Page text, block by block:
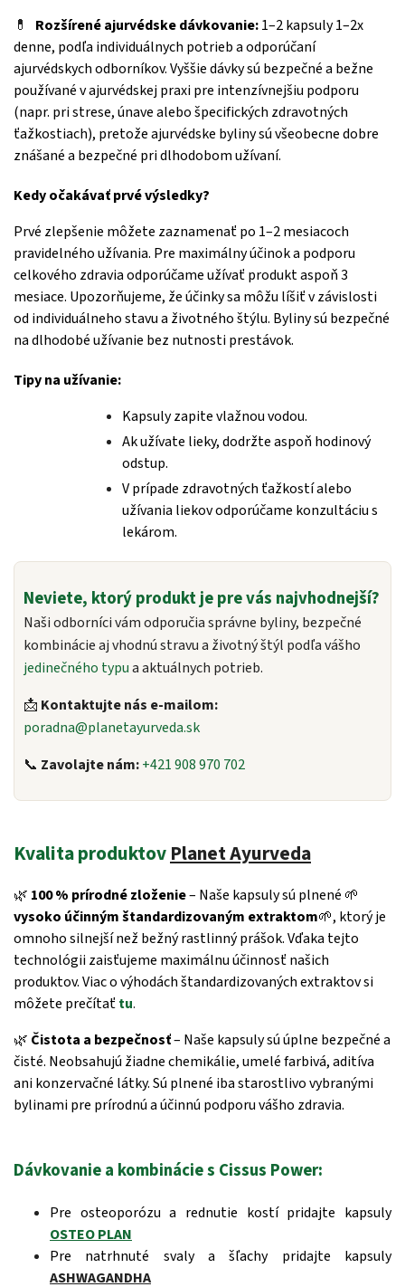
💊
Rozšírené ajurvédske dávkovanie:1–2 kapsuly 1–2x
denne, podľa individuálnych potrieb a odporúčaní
ajurvédskych odborníkov. Vyššie dávky sú bezpečné a bežne
používané v ajurvédskej praxi pre intenzívnejšiu podporu
(napr. pri strese, únave alebo špecifických zdravotných
ťažkostiach), pretože ajurvédske byliny sú všeobecne dobre
znášané a bezpečné pri dlhodobom užívaní.
Kedy očakávať prvé výsledky?
Prvé zlepšenie môžete zaznamenať po 1–2 mesiacoch
pravidelného užívania. Pre maximálny účinok a podporu
celkového zdravia odporúčame užívať produkt aspoň 3
mesiace. Upozorňujeme, že účinky sa môžu líšiť v závislosti
od individuálneho stavu a životného štýlu. Byliny sú bezpečné
na dlhodobé užívanie bez nutnosti prestávok.
Tipy na užívanie:
Kapsuly zapite vlažnou vodou.
Ak užívate lieky, dodržte aspoň hodinový
odstup.
V prípade zdravotných ťažkostí alebo
užívania liekov odporúčame konzultáciu s
lekárom.
Neviete, ktorý produkt je pre vás najvhodnejší?
Naši odborníci vám odporučia správne byliny, bezpečné
kombinácie aj vhodnú stravu a životný štýl podľa vášho
jedinečného typua aktuálnych potrieb.
📩 Kontaktujte nás e-mailom:
poradna@planetayurveda.sk
📞 Zavolajte nám:+421 908 970 702
Kvalita produktovPlanet Ayurveda
🌿 100 % prírodné zloženie– Naše kapsuly sú plnené 🌱
vysoko účinným štandardizovaným extraktom🌱, ktorý je
omnoho silnejší než bežný rastlinný prášok. Vďaka tejto
technológii zaisťujeme maximálnu účinnosť našich
produktov. Viac o výhodách štandardizovaných extraktov si
môžete prečítaťtu.
🌿 Čistota a bezpečnosť– Naše kapsuly sú úplne bezpečné a
čisté. Neobsahujú žiadne chemikálie, umelé farbivá, aditíva
ani konzervačné látky. Sú plnené iba starostlivo vybranými
bylinami pre prírodnú a účinnú podporu vášho zdravia.
Dávkovanie a kombinácie s Cissus Power:
Pre osteoporózu a rednutie kostí pridajte kapsuly
OSTEO PLAN
Pre natrhnuté svaly a šľachy pridajte kapsuly
ASHWAGANDHA